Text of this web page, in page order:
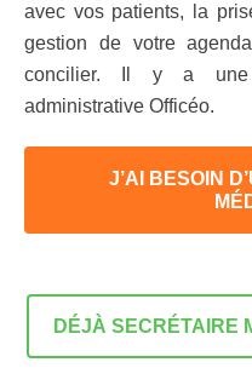
avec vos patients, la
gestion de votre
concilier. Il y a une
administrative Officéo.
J’AI BESOIN
DÉJÀ SECRÉTAIRE